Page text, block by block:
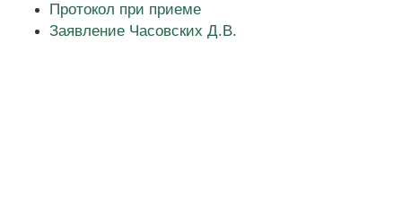
Протокол при приеме
Заявление Часовских Д.В.